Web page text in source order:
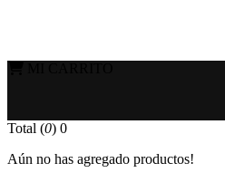
Total (0) 0
Aún no has agregado productos!